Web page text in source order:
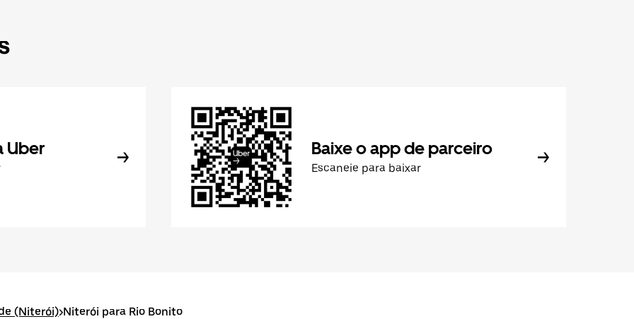
Uber Baixe o app de parceiro
Escaneie para baixar
(Niterói)>Niterói para Rio Bonito